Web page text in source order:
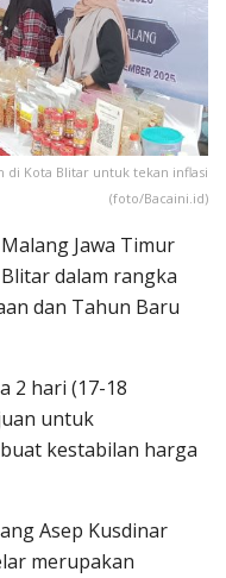
di Kota Blitar untuk tekan inflasi
(foto/Bacaini.id)
Jawa Timur
dalam rangka
dan Tahun Baru
2 hari (17-18
untuk
kestabilan harga
Asep Kusdinar
merupakan